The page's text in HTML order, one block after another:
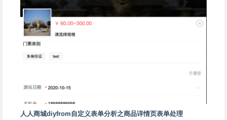
人人商城diyfrom自定义表单分析之商品详情页表单处理